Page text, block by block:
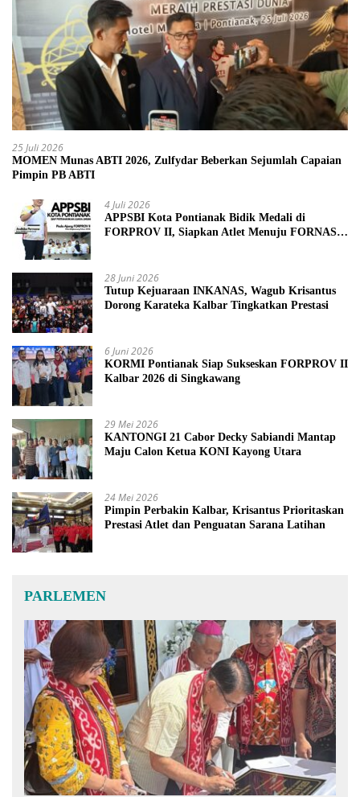
25 Juli 2026
MOMEN Munas ABTI 2026, Zulfydar Beberkan Sejumlah Capaian
Pimpin PB ABTI
4 Juli 2026
APPSBI Kota Pontianak Bidik Medali di
FORPROV II, Siapkan Atlet Menuju FORNAS
28 Juni 2026
Tutup Kejuaraan INKANAS, Wagub Krisantus
Dorong Karateka Kalbar Tingkatkan Prestasi
6 Juni 2026
KORMI Pontianak Siap Sukseskan FORPROV II
Kalbar 2026 di Singkawang
29 Mei 2026
KANTONGI 21 Cabor Decky Sabiandi Mantap
Maju Calon Ketua KONI Kayong Utara
24 Mei 2026
Pimpin Perbakin Kalbar, Krisantus Prioritaskan
Prestasi Atlet dan Penguatan Sarana Latihan
PARLEMEN